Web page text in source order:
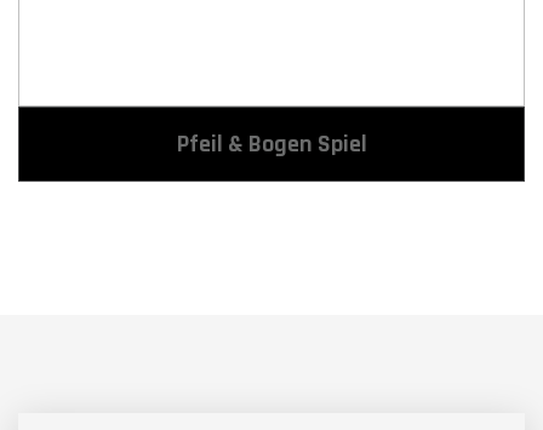
Pfeil & Bogen Spiel